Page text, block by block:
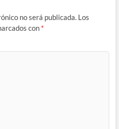
no será publicada. Los
con *